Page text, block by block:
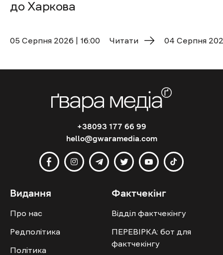
до Харкова
05 Cерпня 2026 | 16:00 Читати 04 Cерпня
+38093 177 66 99
hello@gwaramedia.com
Видання
Про нас
Редполітика
Політика
Фактчекінг
Відділ фактчекінгу
ПЕРЕВІРКА: бот для
фактчекінгу